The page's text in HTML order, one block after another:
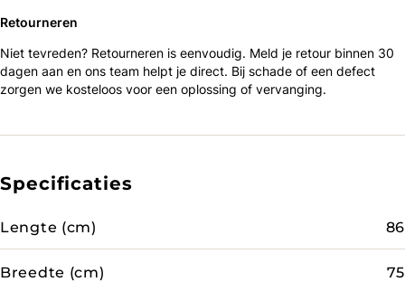
Retourneren
Niet tevreden? Retourneren is eenvoudig. Meld je retour binnen 30
dagen aan en ons team helpt je direct. Bij schade of een defect
zorgen we kosteloos voor een oplossing of vervanging.
Specificaties
Lengte (cm) 86
Breedte (cm) 75